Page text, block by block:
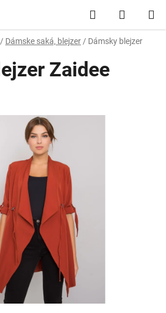
Hľadať
KOŠÍK
/ Dámske saká, blejzer / Dámsky blejzer
Zaidee